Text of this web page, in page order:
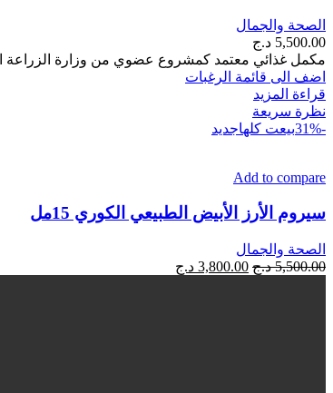
الصحة والجمال
5,500.00 د.ج
مكمل غذائي معتمد كمشروع عضوي من وزارة الزراعة
اضف الى قائمة الرغبات
قراءة المزيد
نظرة سريعة
-31%
بيعت كلهاجديد
Add to compare
سيروم الأرز الأبيض الطبيعي الكوري 15مل
الصحة والجمال
5,500.00 د.ج السعر
3,800.00 د.ج